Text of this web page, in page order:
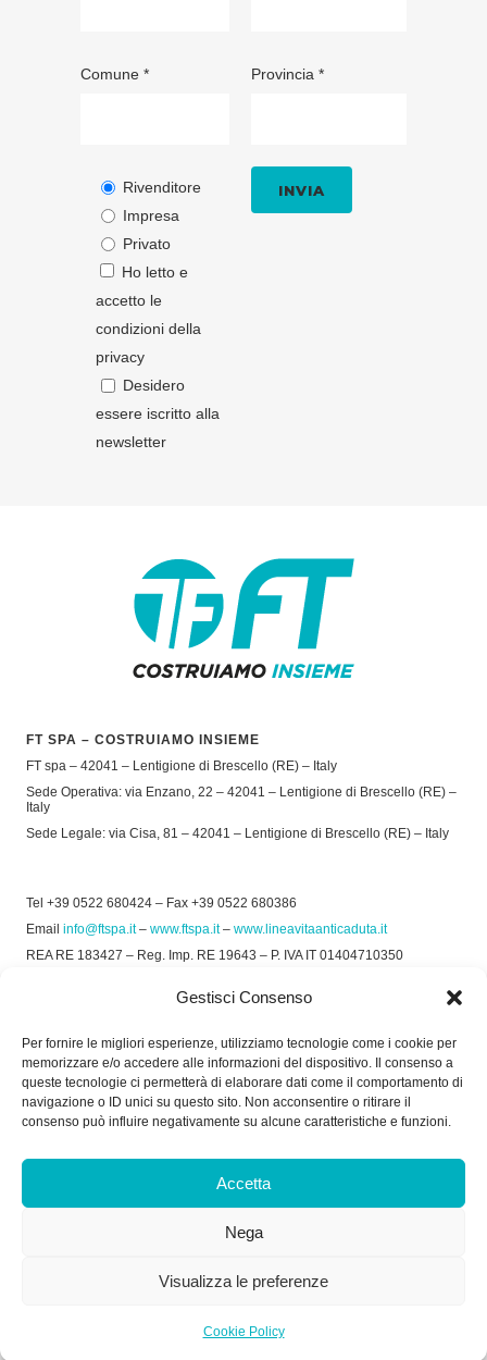
Gestisci Consenso
Per fornire le migliori esperienze, utilizziamo tecnologie come i cookie per
memorizzare e/o accedere alle informazioni del dispositivo. Il consenso a
queste tecnologie ci permetterà di elaborare dati come il comportamento di
navigazione o ID unici su questo sito. Non acconsentire o ritirare il
consenso può influire negativamente su alcune caratteristiche e funzioni.
Accetta
Nega
Visualizza le preferenze
Cookie Policy
Comune *
Rivenditore
Impresa
Privato
Ho letto e
accetto le
condizioni della
privacy
Desidero
essere iscritto alla
newsletter
Provincia *
FT SPA – COSTRUIAMO INSIEME
FT spa – 42041 – Lentigione di Brescello (RE) – Italy
Sede Operativa: via Enzano, 22 – 42041 – Lentigione di Brescello (RE) –
Italy
Sede Legale: via Cisa, 81 – 42041 – Lentigione di Brescello (RE) – Italy
Tel +39 0522 680424 – Fax +39 0522 680386
Email info@ftspa.it– www.ftspa.it– www.lineavitaanticaduta.it
REA RE 183427 – Reg. Imp. RE 19643 – P. IVA IT 01404710350
Privacy Policy–Cookie Policy
SOCIAL
Dal Lunedì al Venerdì: 8.00/12.30 - 13.30/17.30
Dal Lunedì al Venerdì: 7.30/11.30 - 13.30/17.00